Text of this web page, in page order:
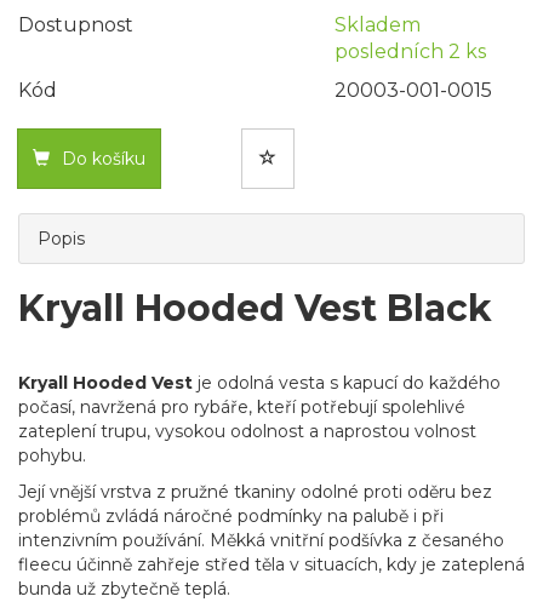
Dostupnost
Skladem
posledních 2 ks
Kód
20003-001-0015
Do košíku
Popis
Kryall Hooded Vest Black
Kryall Hooded Vest je odolná vesta s kapucí do každého
počasí, navržená pro rybáře, kteří potřebují spolehlivé
zateplení trupu, vysokou odolnost a naprostou volnost
pohybu.
Její vnější vrstva z pružné tkaniny odolné proti oděru bez
problémů zvládá náročné podmínky na palubě i při
intenzivním používání. Měkká vnitřní podšívka z česaného
fleecu účinně zahřeje střed těla v situacích, kdy je zateplená
bunda už zbytečně teplá.